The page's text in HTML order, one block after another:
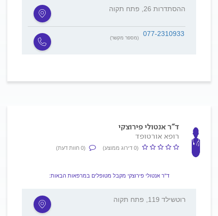
ההסתדרות 26, פתח תקוה
077-2310933
(מספר מקשר)
ד"ר אנטולי פירוצקי
רופא אורטופד
(0 דירוג ממוצע) (0 חוות דעת)
ד"ר אנטולי פירוצקי מקבל מטופלים במרפאות הבאות:
רוטשילד 119, פתח תקוה